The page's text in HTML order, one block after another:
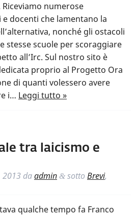
numerose
docenti che lamentano la
nonché gli ostacoli
stesse scuole per scoraggiare
all’Irc. Sul nostro sito è
proprio al Progetto Ora
di quanti volessero avere
i… Leggi tutto »
tra laicismo e
2013 daadmin & sotto Brevi,
qualche tempo fa Franco